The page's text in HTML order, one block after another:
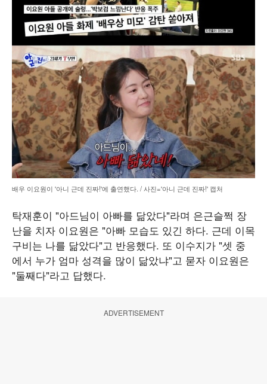
배우 이요원이 '아니 근데 진짜!'에 출연했다. / 사진='아니 근데 진짜!' 캡처
탁재훈이 "아드님이 아빠를 닮았다"라며 은근슬쩍 장
난을 치자 이요원은 "아빠 모습도 있긴 하다. 근데 이목
구비는 나를 닮았다"고 반응했다. 또 이수지가 "셋 중
에서 누가 엄마 성격을 많이 닮았냐"고 묻자 이요원은
"둘째다"라고 답했다.
ADVERTISEMENT